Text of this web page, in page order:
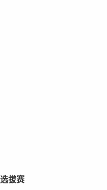
拔赛